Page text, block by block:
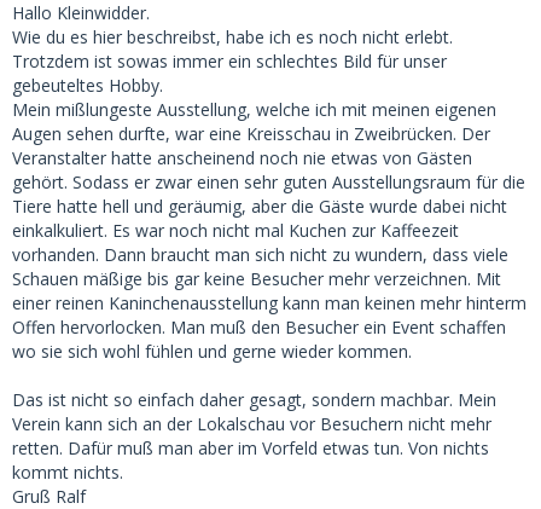
Hallo Kleinwidder.
Wie du es hier beschreibst, habe ich es noch nicht erlebt.
Trotzdem ist sowas immer ein schlechtes Bild für unser
gebeuteltes Hobby.
Mein mißlungeste Ausstellung, welche ich mit meinen eigenen
Augen sehen durfte, war eine Kreisschau in Zweibrücken. Der
Veranstalter hatte anscheinend noch nie etwas von Gästen
gehört. Sodass er zwar einen sehr guten Ausstellungsraum für die
Tiere hatte hell und geräumig, aber die Gäste wurde dabei nicht
einkalkuliert. Es war noch nicht mal Kuchen zur Kaffeezeit
vorhanden. Dann braucht man sich nicht zu wundern, dass viele
Schauen mäßige bis gar keine Besucher mehr verzeichnen. Mit
einer reinen Kaninchenausstellung kann man keinen mehr hinterm
Offen hervorlocken. Man muß den Besucher ein Event schaffen
wo sie sich wohl fühlen und gerne wieder kommen.
Das ist nicht so einfach daher gesagt, sondern machbar. Mein
Verein kann sich an der Lokalschau vor Besuchern nicht mehr
retten. Dafür muß man aber im Vorfeld etwas tun. Von nichts
kommt nichts.
Gruß Ralf